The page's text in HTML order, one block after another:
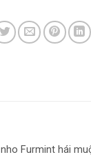
Furmint hái